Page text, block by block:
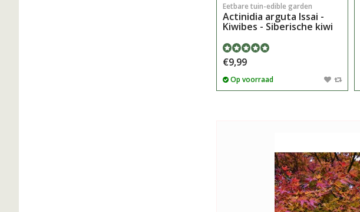
Eetbare tuin-edible garden
Actinidia arguta Issai -
Kiwibes - Siberische kiwi
€9,99
Op voorraad